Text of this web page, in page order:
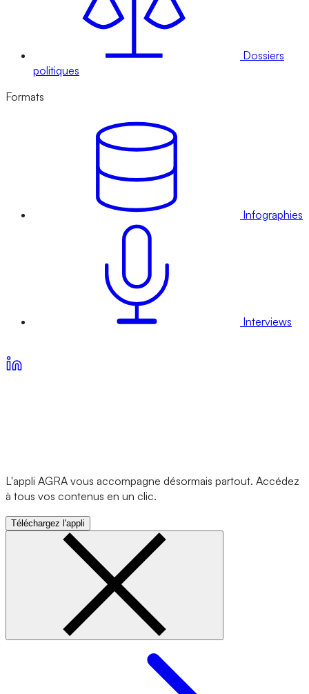
Dossiers
politiques
Formats
Infographies
Interviews
L'appli AGRA vous accompagne désormais partout. Accédez
à tous vos contenus en un clic.
Téléchargez l'appli